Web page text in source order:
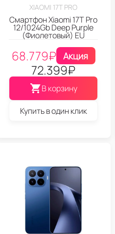
XIAOMI 17T PRO
Смартфон Xiaomi 17T Pro
12/1024Gb Deep Purple
(Фиолетовый) EU
68.779₽ Акция
72.399₽
В корзину
Купить в один клик